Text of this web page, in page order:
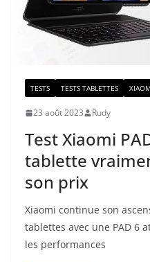
TESTS TESTS TABLETTES
23 août 2023 Rudy
Test Xiaomi
tablette
son prix
Xiaomi continue son
tablettes avec une PAD 6
les performances